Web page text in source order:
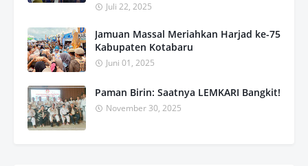
Juli 22, 2025
Jamuan Massal Meriahkan Harjad ke-75
Kabupaten Kotabaru
Juni 01, 2025
Paman Birin: Saatnya LEMKARI Bangkit!
November 30, 2025